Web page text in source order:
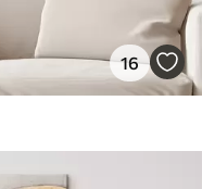
16